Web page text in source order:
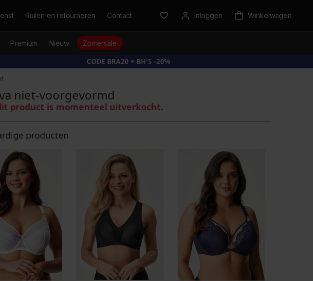
Ruilen en retourneren Contact Inloggen Winkelwagen
Premium Nieuw Zomersale
CODE BRA20 = BH'S -20%
niet-voorgevormd
product is momenteel uitverkocht.
producten